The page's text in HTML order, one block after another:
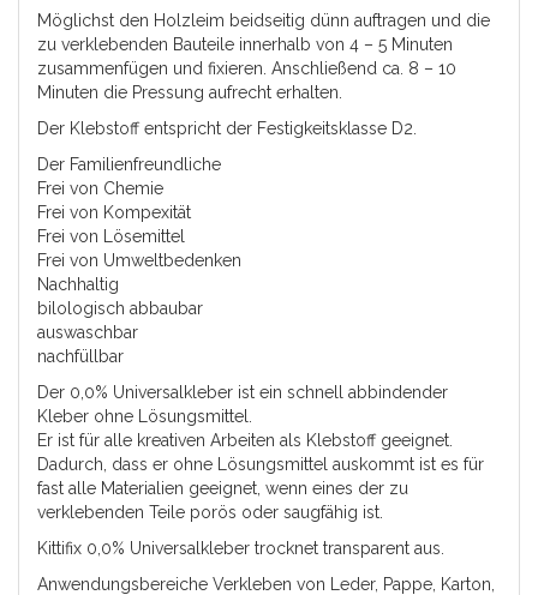
Möglichst den Holzleim beidseitig dünn auftragen und die
zu verklebenden Bauteile innerhalb von 4 – 5 Minuten
zusammenfügen und fixieren. Anschließend ca. 8 – 10
Minuten die Pressung aufrecht erhalten.
Der Klebstoff entspricht der Festigkeitsklasse D2.
Der Familienfreundliche
Frei von Chemie
Frei von Kompexität
Frei von Lösemittel
Frei von Umweltbedenken
Nachhaltig
bilologisch abbaubar
auswaschbar
nachfüllbar
Der 0,0% Universalkleber ist ein schnell abbindender
Kleber ohne Lösungsmittel.
Er ist für alle kreativen Arbeiten als Klebstoff geeignet.
Dadurch, dass er ohne Lösungsmittel auskommt ist es für
fast alle Materialien geeignet, wenn eines der zu
verklebenden Teile porös oder saugfähig ist.
Kittifix 0,0% Universalkleber trocknet transparent aus.
Anwendungsbereiche Verkleben von Leder, Pappe, Karton,